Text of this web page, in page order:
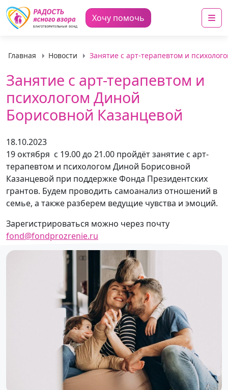
Хочу помочь
Главная Новости Занятие с арт-терапевтом и
Занятие с арт-терапевтом и
психологом Диной
Борисовной Казанцевой
18.10.2023
19 октября с 19.00 до 21.00 пройдёт занятие с арт-
терапевтом и психологом Диной Борисовной
Казанцевой при поддержке Фонда Президентских
грантов. Будем проводить самоанализ отношений в
семье, а также разберем ведущие чувства и эмоций.
Зарегистрироваться можно через почту
fond@fondprozrenie.ru